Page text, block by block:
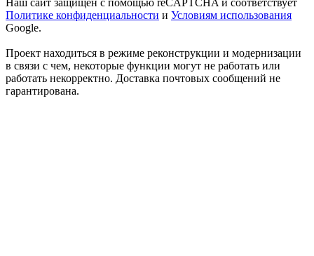
Наш сайт защищен с помощью reCAPTCHA и соответствует
Политике конфиденциальности и Условиям использования
Google.
Проект находиться в режиме реконструкции и модернизации
в связи с чем, некоторые функции могут не работать или
работать некорректно. Доставка почтовых сообщений не
гарантирована.